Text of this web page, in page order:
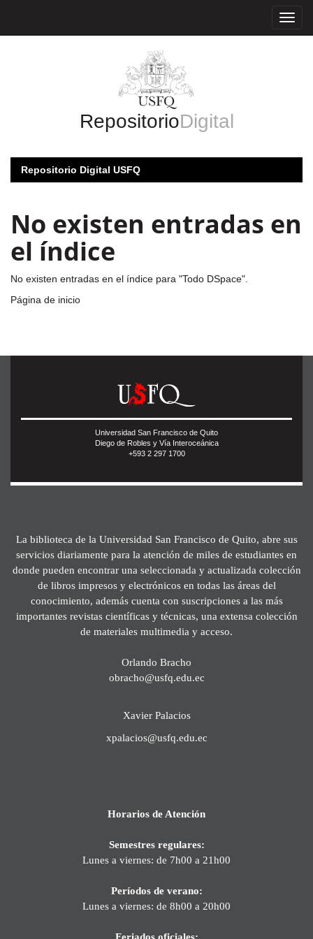
RepositorioDigital
Repositorio Digital USFQ
No existen entradas en
el índice
No existen entradas en el índice para "Todo DSpace".
Página de inicio
Universidad San Francisco de Quito
Diego de Robles y Vía Interoceánica
+593 2 297 1700
La biblioteca de la Universidad San Francisco de Quito, abre sus
servicios diariamente para la atención de miles de estudiantes en
donde pueden encontrar una seleccionada y actualizada colección
de libros impresos y electrónicos en todas las áreas del
conocimiento, además cuenta con suscripciones a las más
importantes revistas científicas y técnicas, una extensa colección
de materiales multimedia y acceso.
Orlando Bracho
obracho@usfq.edu.ec
Xavier Palacios
xpalacios@usfq.edu.ec
Horarios de Atención
Semestres regulares:
Lunes a viernes: de 7h00 a 21h00
Períodos de verano:
Lunes a viernes: de 8h00 a 20h00
Feriados oficiales: